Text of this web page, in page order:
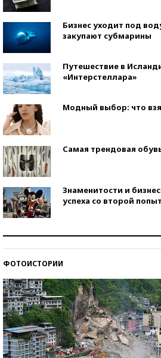
Бизнес уходит под
закупают субмарины
Путешествие в
«Интерстеллара»
Модный выбор: что
Самая трендовая
Знаменитости и
успеха со второй
ФОТОИСТОРИИ